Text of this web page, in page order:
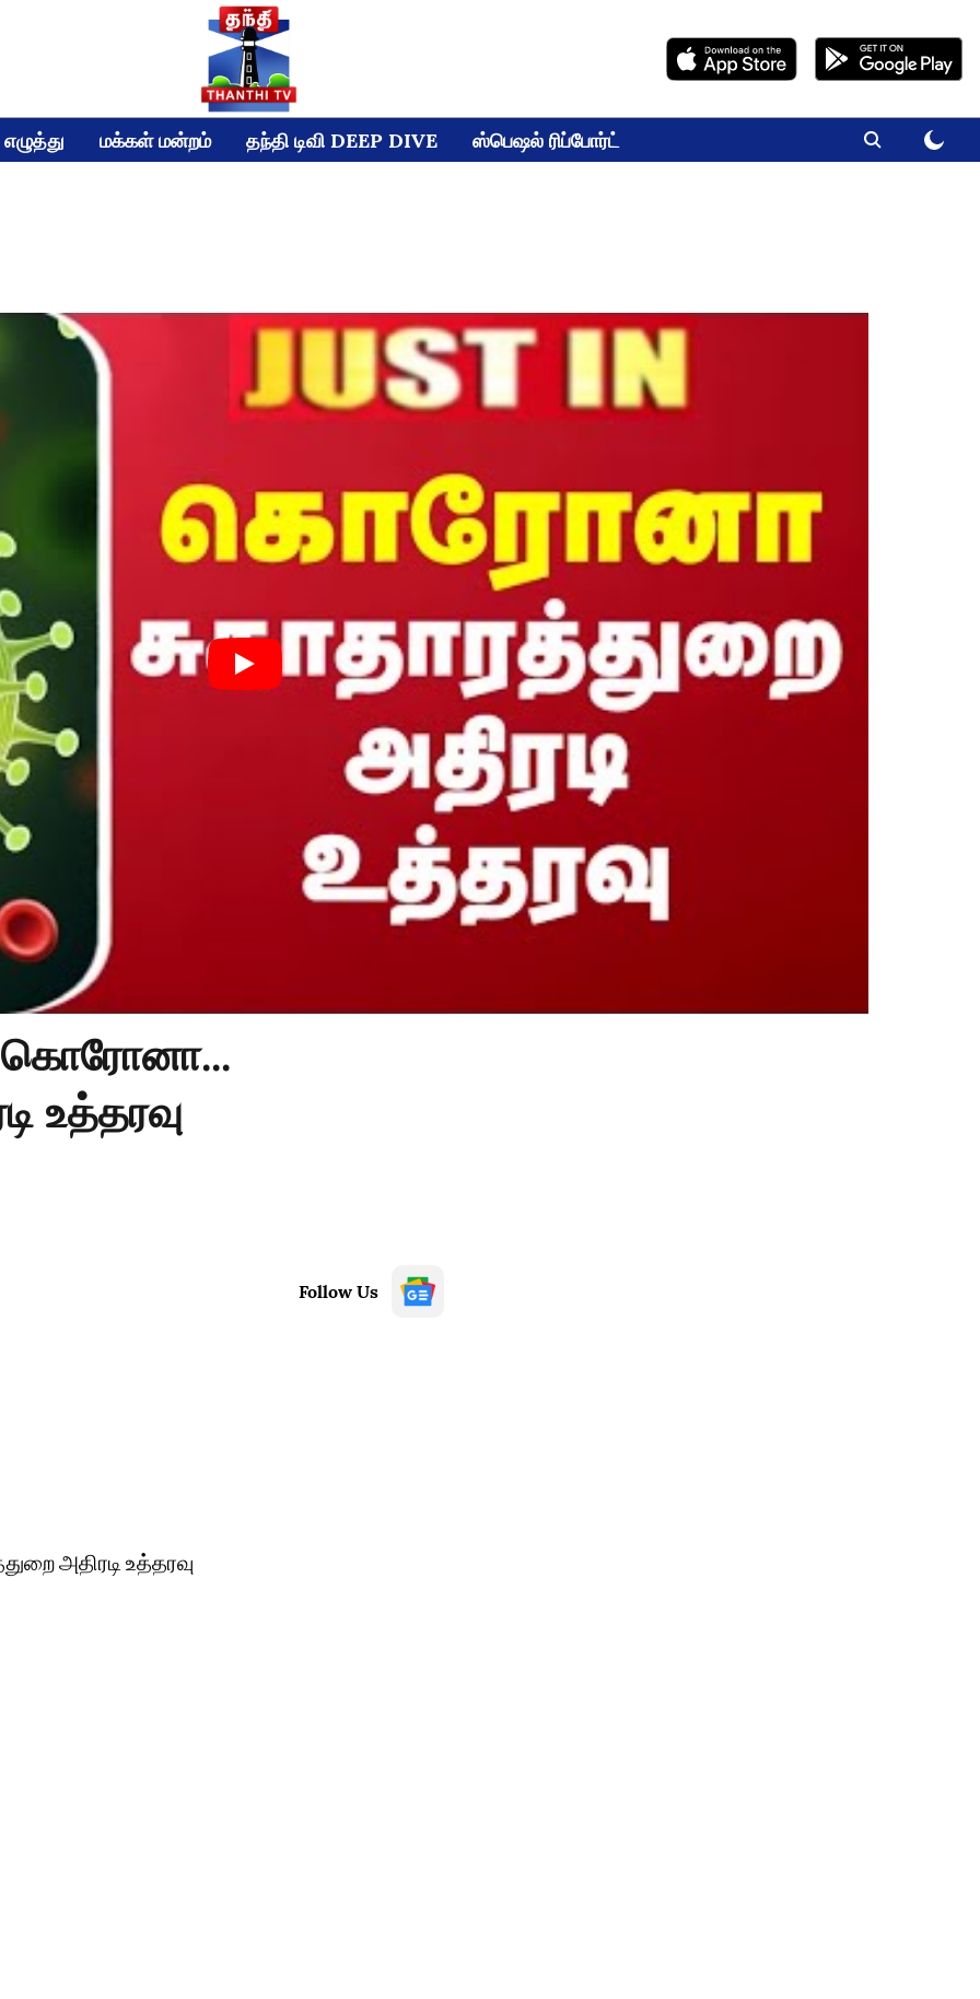
மக்கள் மன்றம் தந்தி டிவி DEEP DIVE ஸ்பெஷல் ரிப்போர்ட்
கொரோனா...
உத்தரவு
Follow Us
அதிரடி உத்தரவு